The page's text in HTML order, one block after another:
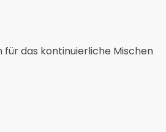
das kontinuierliche Mischen